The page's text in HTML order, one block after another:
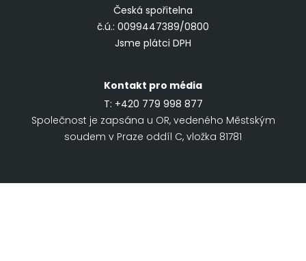
Česká spořitelna
č.ú.: 0099447389/0800
Jsme plátci DPH
Kontakt pro média
T: +420 779 998 877
Společnost je zapsána u OR, vedeného Městským
soudem v Praze oddíl C, vložka 81781